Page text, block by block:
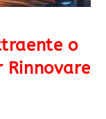
o
Rinnovare